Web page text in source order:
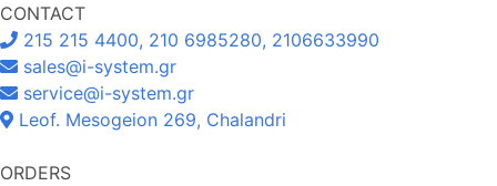
CONTACT
215 215 4400, 210 6985280, 2106633990
sales@i-system.gr
service@i-system.gr
Leof. Mesogeion 269, Chalandri
ORDERS